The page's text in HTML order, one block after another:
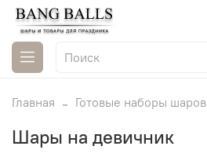
Главная Готовые наборы шаров
Шары на девичник